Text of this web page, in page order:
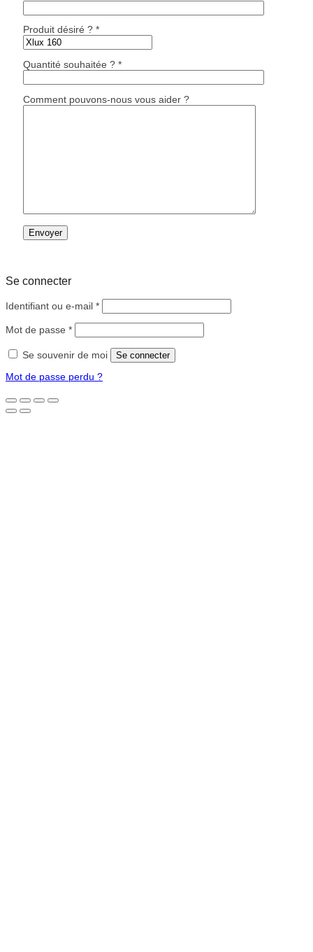
Produit désiré ? *
Quantité souhaitée ? *
Comment pouvons-nous vous aider ?
Se connecter
Identifiant ou e-mail *Obligatoire
Mot de passe *Obligatoire
Se souvenir de moi Se connecter
Mot de passe perdu ?